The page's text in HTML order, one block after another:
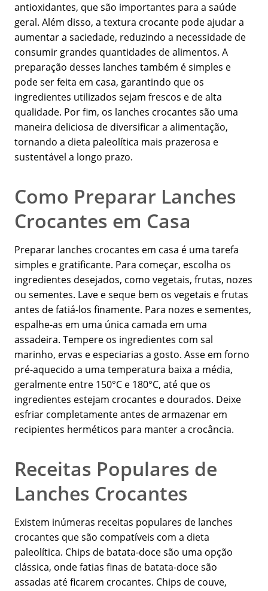
antioxidantes, que são importantes para a saúde
geral. Além disso, a textura crocante pode ajudar a
aumentar a saciedade, reduzindo a necessidade de
consumir grandes quantidades de alimentos. A
preparação desses lanches também é simples e
pode ser feita em casa, garantindo que os
ingredientes utilizados sejam frescos e de alta
qualidade. Por fim, os lanches crocantes são uma
maneira deliciosa de diversificar a alimentação,
tornando a dieta paleolítica mais prazerosa e
sustentável a longo prazo.
Como Preparar Lanches
Crocantes em Casa
Preparar lanches crocantes em casa é uma tarefa
simples e gratificante. Para começar, escolha os
ingredientes desejados, como vegetais, frutas, nozes
ou sementes. Lave e seque bem os vegetais e frutas
antes de fatiá-los finamente. Para nozes e sementes,
espalhe-as em uma única camada em uma
assadeira. Tempere os ingredientes com sal
marinho, ervas e especiarias a gosto. Asse em forno
pré-aquecido a uma temperatura baixa a média,
geralmente entre 150°C e 180°C, até que os
ingredientes estejam crocantes e dourados. Deixe
esfriar completamente antes de armazenar em
recipientes herméticos para manter a crocância.
Receitas Populares de
Lanches Crocantes
Existem inúmeras receitas populares de lanches
crocantes que são compatíveis com a dieta
paleolítica. Chips de batata-doce são uma opção
clássica, onde fatias finas de batata-doce são
assadas até ficarem crocantes. Chips de couve,